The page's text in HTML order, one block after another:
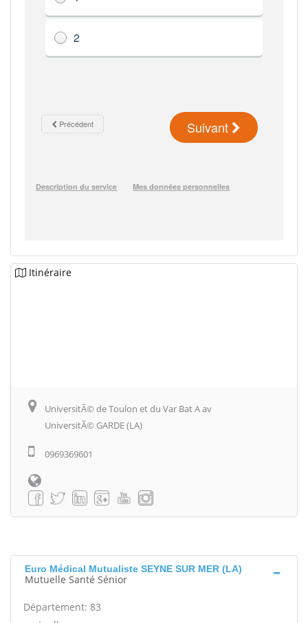
Itinéraire
UniversitÃ© de Toulon et du Var Bat A av
UniversitÃ© GARDE (LA)
0969369601
Euro Médical Mutualiste SEYNE SUR MER (LA)
Mutuelle Santé Sénior
Département: 83